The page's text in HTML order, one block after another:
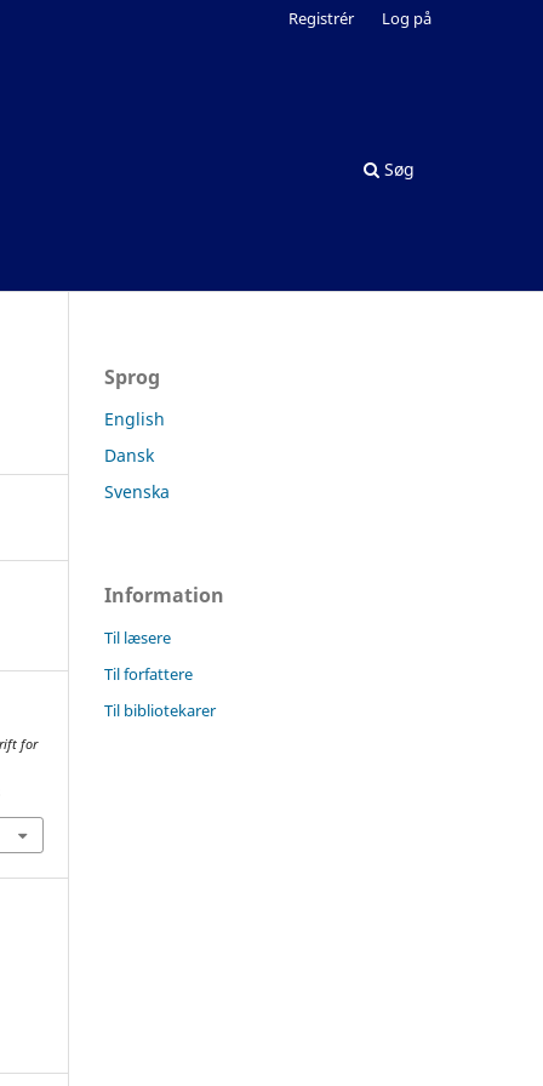
Søg
Registrér Log på
for
Sprog
English
Dansk
Svenska
Information
Til læsere
Til forfattere
Til bibliotekarer